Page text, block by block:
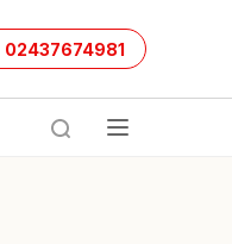
02437674981